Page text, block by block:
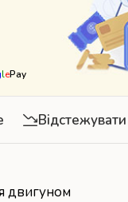
lePay
Відстежувати
двигуном